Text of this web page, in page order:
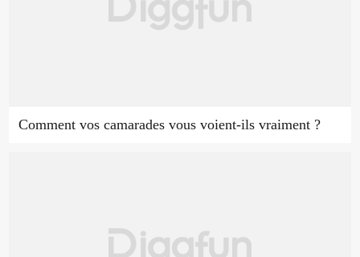
Comment vos camarades vous voient-ils vraiment ?